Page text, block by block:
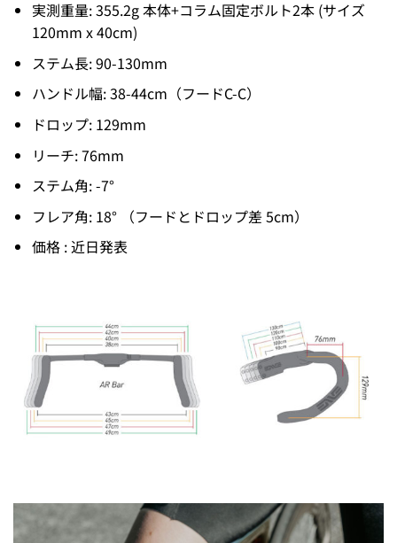
実測重量: 355.2g 本体+コラム固定ボルト2本 (サイズ
120mm x 40cm)
ステム長: 90-130mm
ハンドル幅: 38-44cm（フードC-C）
ドロップ: 129mm
リーチ: 76mm
ステム角: -7°
フレア角: 18° （フードとドロップ差 5cm）
価格 : 近日発表